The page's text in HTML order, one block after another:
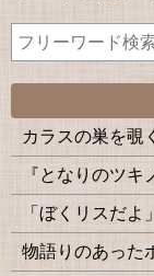
カラスの巣を覗
『となりのツキ
「ぼくリスだよ」
物語りのあった